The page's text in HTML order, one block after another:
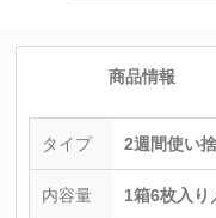
商品情報
タイプ 2週間使い
内容量 1箱6枚入り